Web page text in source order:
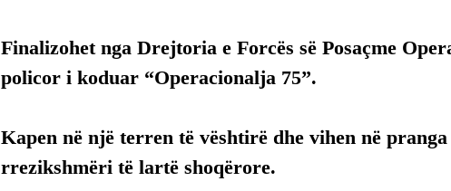
Finalizohet nga Drejtoria e Forcës së Posaçme
policor i koduar “Operacionalja 75”.
Kapen në një terren të vështirë dhe vihen në
rrezikshmëri të lartë shoqërore.